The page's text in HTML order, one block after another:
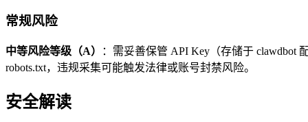
常规风险
中等风险等级（A）
：需妥善保管 API Key（存储于 clawdbot
robots.txt，违规采集可能触发法律或账号封禁风险。
安全解读